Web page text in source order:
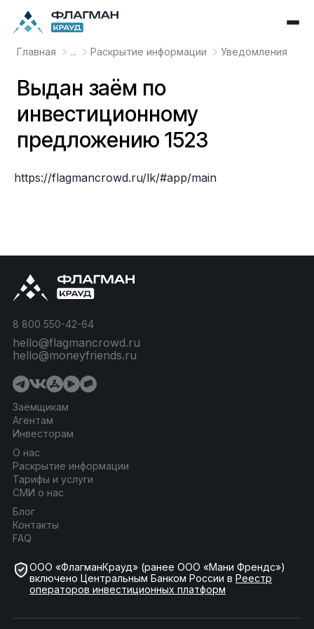
Главная ... Раскрытие информации Уведомления
Выдан заём по
инвестиционному
предложению 1523
https://flagmancrowd.ru/lk/#app/main
Заёмщикам
Агентам
Инвесторам
О нас
Раскрытие информации
Тарифы и услуги
СМИ о нас
Блог
Контакты
FAQ
8 800 550-42-64
hello@flagmancrowd.ru
hello@moneyfriends.ru
ООО «ФлагманКрауд» (ранее ООО «Мани Френдс»)
включено Центральным Банком России в Реестр
операторов инвестиционных платформ